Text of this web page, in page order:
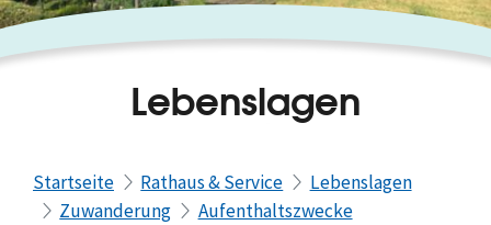
Lebenslagen
Startseite Rathaus & Service
Lebenslagen
Zuwanderung
Aufenthaltszwecke